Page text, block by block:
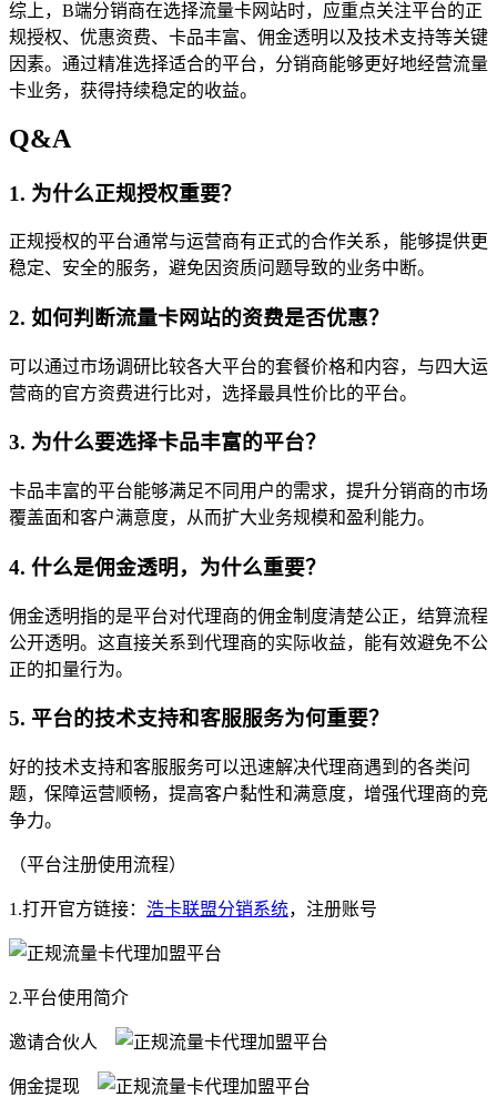
综上，B端分销商在选择流量卡网站时，应重点关注平台的正
规授权、优惠资费、卡品丰富、佣金透明以及技术支持等关键
因素。通过精准选择适合的平台，分销商能够更好地经营流量
卡业务，获得持续稳定的收益。
Q&A
1. 为什么正规授权重要？
正规授权的平台通常与运营商有正式的合作关系，能够提供更
稳定、安全的服务，避免因资质问题导致的业务中断。
2. 如何判断流量卡网站的资费是否优惠？
可以通过市场调研比较各大平台的套餐价格和内容，与四大运
营商的官方资费进行比对，选择最具性价比的平台。
3. 为什么要选择卡品丰富的平台？
卡品丰富的平台能够满足不同用户的需求，提升分销商的市场
覆盖面和客户满意度，从而扩大业务规模和盈利能力。
4. 什么是佣金透明，为什么重要？
佣金透明指的是平台对代理商的佣金制度清楚公正，结算流程
公开透明。这直接关系到代理商的实际收益，能有效避免不公
正的扣量行为。
5. 平台的技术支持和客服服务为何重要？
好的技术支持和客服服务可以迅速解决代理商遇到的各类问
题，保障运营顺畅，提高客户黏性和满意度，增强代理商的竞
争力。
（平台注册使用流程）
1.打开官方链接： 浩卡联盟分销系统，注册账号
2.平台使用简介
邀请合伙人
佣金提现